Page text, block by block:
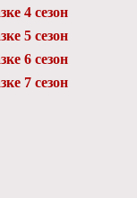
4 сезон
5 сезон
6 сезон
7 сезон